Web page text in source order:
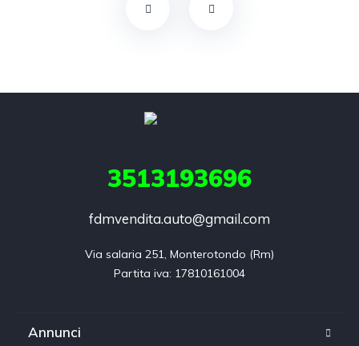
3513193696
fdmvendita.auto@gmail.com
Via salaria 251, Monterotondo (Rm)
Annunci